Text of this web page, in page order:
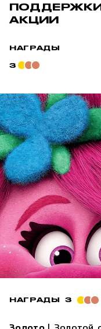
АКЦИИ
НАГРАДЫ
3
НАГРАДЫ 3